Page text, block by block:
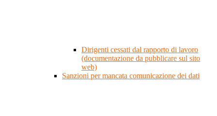
Dirigenti cessati dal rapporto di lavoro
(documentazione da pubblicare sul sito
web)
Sanzioni per mancata comunicazione dei dati